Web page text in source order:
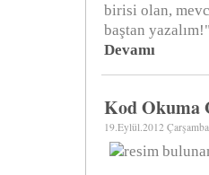
birisi olan,
baştan
Devamı
Kod Okuma
19.Eylül.2012